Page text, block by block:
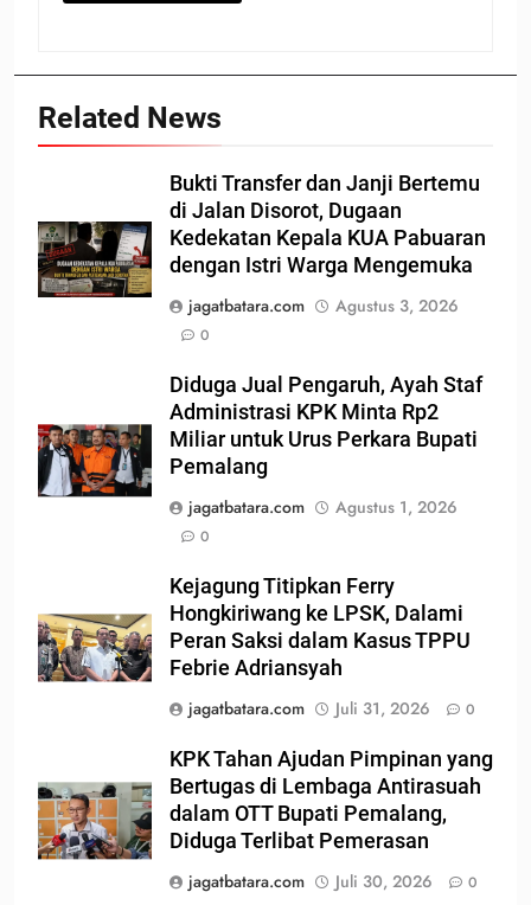
Related News
Bukti Transfer dan Janji Bertemu
di Jalan Disorot, Dugaan
Kedekatan Kepala KUA Pabuaran
dengan Istri Warga Mengemuka
jagatbatara.com
Agustus 3, 2026
0
Diduga Jual Pengaruh, Ayah Staf
Administrasi KPK Minta Rp2
Miliar untuk Urus Perkara Bupati
Pemalang
jagatbatara.com
Agustus 1, 2026
0
Kejagung Titipkan Ferry
Hongkiriwang ke LPSK, Dalami
Peran Saksi dalam Kasus TPPU
Febrie Adriansyah
jagatbatara.com
Juli 31, 2026 0
KPK Tahan Ajudan Pimpinan yang
Bertugas di Lembaga Antirasuah
dalam OTT Bupati Pemalang,
Diduga Terlibat Pemerasan
jagatbatara.com
Juli 30, 2026 0